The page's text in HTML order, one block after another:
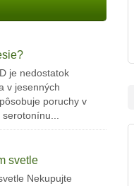
je nedostatok
v jesenných
poruchy v
svetle
Nekupujte